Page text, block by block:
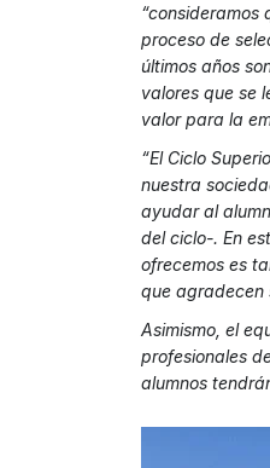
“consideramos
proceso de
últimos años
valores que se
valor para la
“El Ciclo
nuestra
ayudar al
del ciclo-. En
ofrecemos es
que agradecen
Asimismo, el
profesionales
alumnos